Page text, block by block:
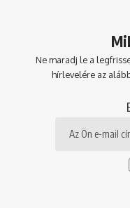
Ne maradj le a
hírlevelére az